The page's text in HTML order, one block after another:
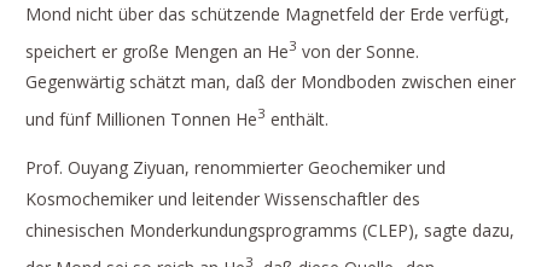
Mond nicht über das schützende Magnetfeld der Erde verfügt,
speichert er große Mengen an He3 von der Sonne.
Gegenwärtig schätzt man, daß der Mondboden zwischen einer
und fünf Millionen Tonnen He3 enthält.
Prof. Ouyang Ziyuan, renommierter Geochemiker und
Kosmochemiker und leitender Wissenschaftler des
chinesischen Monderkundungsprogramms (CLEP), sagte dazu,
3